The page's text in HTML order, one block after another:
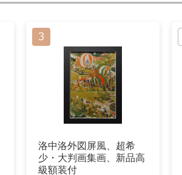
洛中洛外図屏風、超希
少・大判画集画、新品高
級額装付